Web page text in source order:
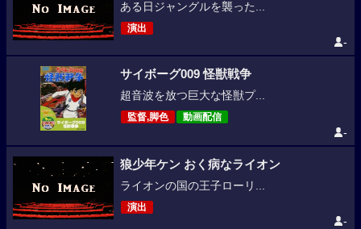
ある日ジャングルを襲った...
演出
-
サイボーグ009 怪獣戦争
超音波を放つ巨大な怪獣プ...
監督,脚色 動画配信
-
狼少年ケン おく病なライオン
ライオンの国の王子ローリ...
演出
-